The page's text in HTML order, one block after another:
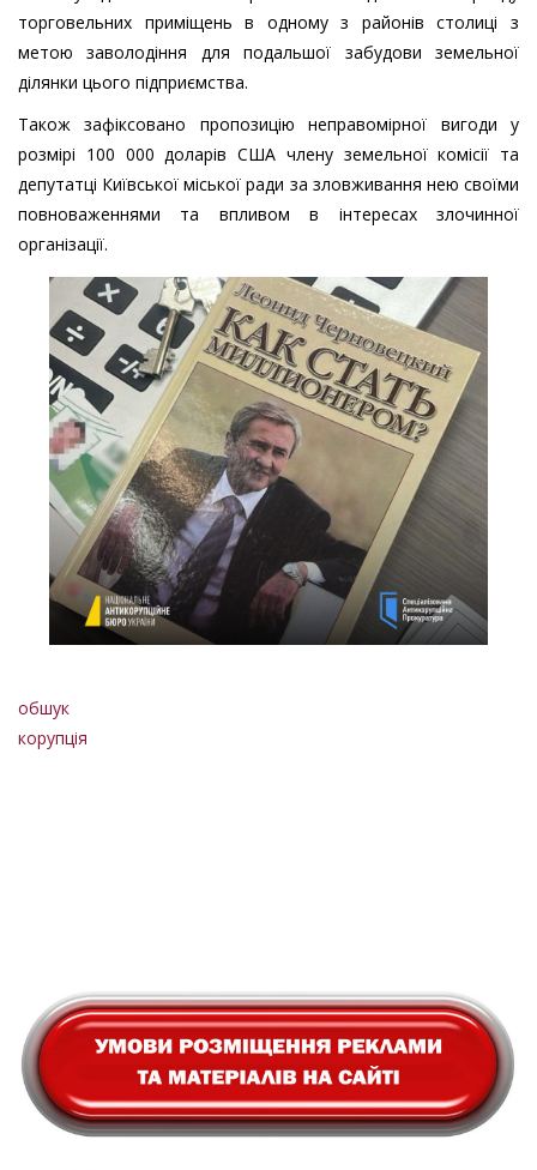
торговельних приміщень в одному з районів столиці з
метою заволодіння для подальшої забудови земельної
ділянки цього підприємства.
Також зафіксовано пропозицію неправомірної вигоди у
розмірі 100 000 доларів США члену земельної комісії та
депутатці Київської міської ради за зловживання нею своїми
повноваженнями та впливом в інтересах злочинної
організації.
обшук
корупція